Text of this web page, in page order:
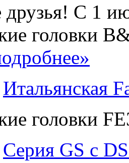
друзья! С 1
головки
Итальянская
головки
Серия GS с